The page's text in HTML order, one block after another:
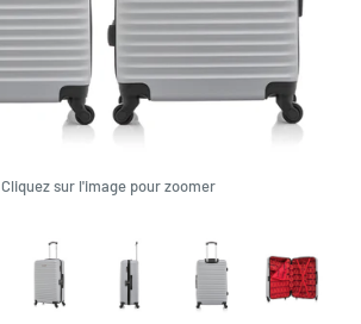
Cliquez sur l'image pour zoomer